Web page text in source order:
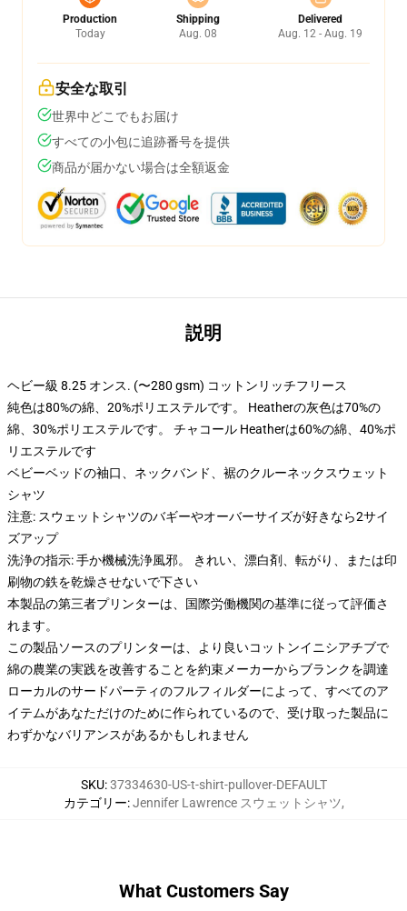
Production
Today
Shipping
Aug. 08
Delivered
Aug. 12 - Aug. 19
安全な取引
世界中どこでもお届け
すべての小包に追跡番号を提供
商品が届かない場合は全額返金
説明
ヘビー級 8.25 オンス. (〜280 gsm) コットンリッチフリース
純色は80%の綿、20%ポリエステルです。 Heatherの灰色は70%の
綿、30%ポリエステルです。 チャコール Heatherは60%の綿、40%ポ
リエステルです
ベビーベッドの袖口、ネックバンド、裾のクルーネックスウェット
シャツ
注意: スウェットシャツのバギーやオーバーサイズが好きなら2サイ
ズアップ
洗浄の指示: 手か機械洗浄風邪。 きれい、漂白剤、転がり、または印
刷物の鉄を乾燥させないで下さい
本製品の第三者プリンターは、国際労働機関の基準に従って評価さ
れます。
この製品ソースのプリンターは、より良いコットンイニシアチブで
綿の農業の実践を改善することを約束メーカーからブランクを調達
ローカルのサードパーティのフルフィルダーによって、すべてのア
イテムがあなただけのために作られているので、受け取った製品に
わずかなバリアンスがあるかもしれません
SKU:37334630-US-t-shirt-pullover-DEFAULT
カテゴリー:Jennifer Lawrence スウェットシャツ,
What Customers Say